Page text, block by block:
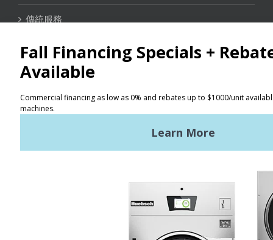
傳統服務
聯絡資訊
定位器